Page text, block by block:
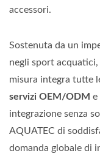
accessori.
Sostenuta da un
negli sport
misura integra tutte
servizi OEM/ODM e
integrazione senza
AQUATEC di
domanda globale di